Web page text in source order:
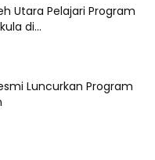
Utara Pelajari Program
di...
Luncurkan Program